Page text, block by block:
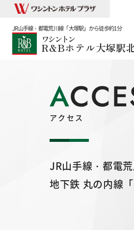
JR山手線・都電荒川線「大塚駅」から徒歩約1分
ワシントン
R&Bホテル大塚駅
アクセス
JR山手線・都電
地下鉄 丸の内線